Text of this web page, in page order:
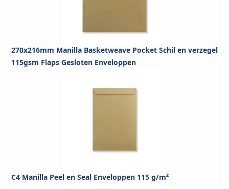
270x216mm Manilla Basketweave Pocket Schil en verzegel
115gsm Flaps Gesloten Enveloppen
C4 Manilla Peel en Seal Enveloppen 115 g/m²